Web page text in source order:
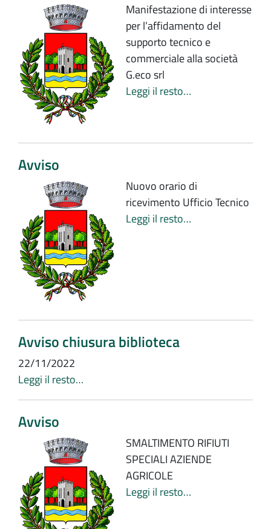
Manifestazione di interesse
per l’affidamento del
supporto tecnico e
commerciale alla società
G.eco srl
Leggi il resto…
Avviso
Nuovo orario di
ricevimento Ufficio Tecnico
Leggi il resto…
Avviso chiusura biblioteca
22/11/2022
Leggi il resto…
Avviso
SMALTIMENTO RIFIUTI
SPECIALI AZIENDE
AGRICOLE
Leggi il resto…